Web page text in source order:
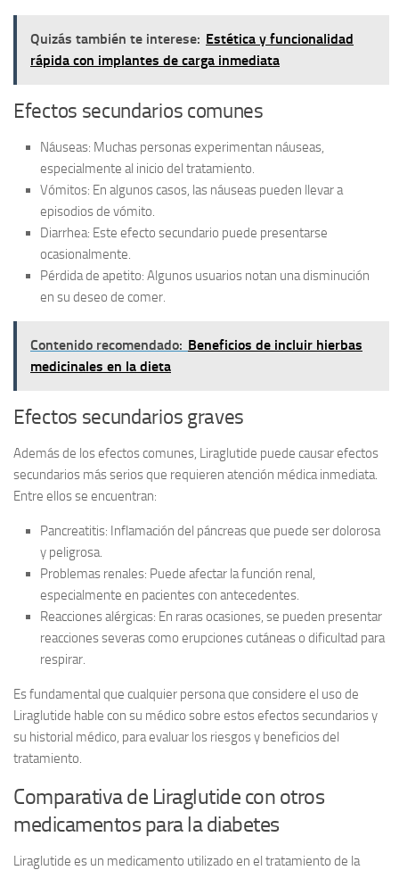
Quizás también te interese: Estética y funcionalidad
rápida con implantes de carga inmediata
Efectos secundarios comunes
Náuseas: Muchas personas experimentan náuseas,
especialmente al inicio del tratamiento.
Vómitos: En algunos casos, las náuseas pueden llevar a
episodios de vómito.
Diarrhea: Este efecto secundario puede presentarse
ocasionalmente.
Pérdida de apetito: Algunos usuarios notan una disminución
en su deseo de comer.
Contenido recomendado: Beneficios de incluir hierbas
medicinales en la dieta
Efectos secundarios graves
Además de los efectos comunes, Liraglutide puede causar efectos
secundarios más serios que requieren atención médica inmediata.
Entre ellos se encuentran:
Pancreatitis: Inflamación del páncreas que puede ser dolorosa
y peligrosa.
Problemas renales: Puede afectar la función renal,
especialmente en pacientes con antecedentes.
Reacciones alérgicas: En raras ocasiones, se pueden presentar
reacciones severas como erupciones cutáneas o dificultad para
respirar.
Es fundamental que cualquier persona que considere el uso de
Liraglutide hable con su médico sobre estosefectos secundariosy
su historial médico, para evaluar los riesgos y beneficios del
tratamiento.
Comparativa de Liraglutide con otros
medicamentos para la diabetes
Liraglutide es un medicamento utilizado en el tratamiento de la